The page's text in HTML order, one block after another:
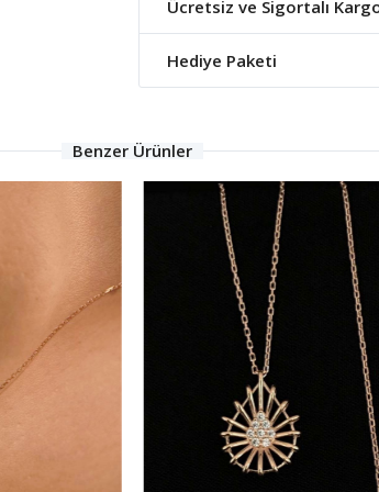
Ücretsiz ve Sigortalı
Hediye Paketi
Benzer Ürünler